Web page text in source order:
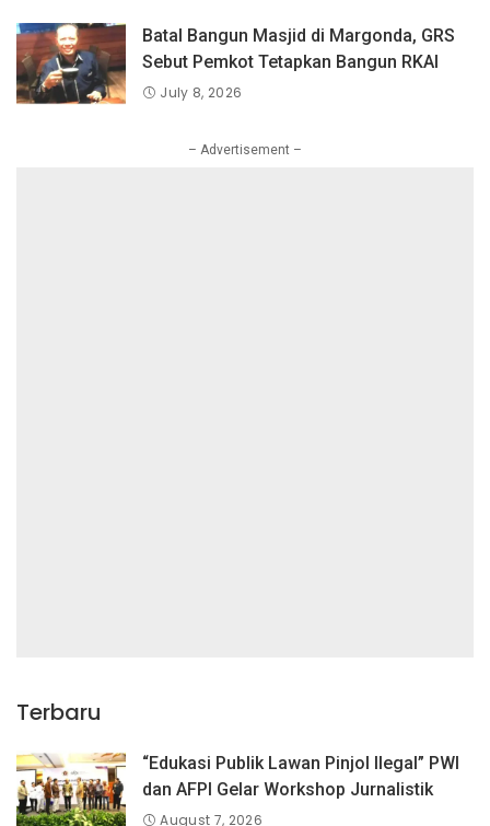
Batal Bangun Masjid di Margonda, GRS
Sebut Pemkot Tetapkan Bangun RKAI
July 8, 2026
– Advertisement –
Terbaru
“Edukasi Publik Lawan Pinjol Ilegal” PWI
dan AFPI Gelar Workshop Jurnalistik
August 7, 2026